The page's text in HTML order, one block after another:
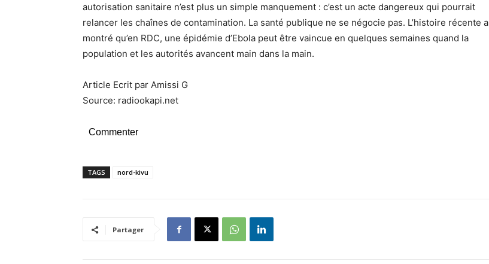
autorisation sanitaire n’est plus un simple manquement : c’est un acte dangereux qui pourrait
relancer les chaînes de contamination. La santé publique ne se négocie pas. L’histoire récente a
montré qu’en RDC, une épidémie d’Ebola peut être vaincue en quelques semaines quand la
population et les autorités avancent main dans la main.
Article Ecrit par Amissi G
Source: radiookapi.net
Commenter
TAGS nord-kivu
Partager